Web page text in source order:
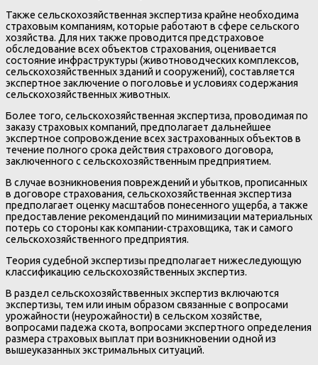
Также сельскохозяйственная экспертиза крайне необходима
страховым компаниям, которые работают в сфере сельского
хозяйства. Для них также проводится предстраховое
обследование всех объектов страхования, оценивается
состояние инфраструктуры (животноводческих комплексов,
сельскохозяйственных зданий и сооружений), составляется
экспертное заключение о поголовье и условиях содержания
сельскохозяйственных животных.
Более того, сельскохозяйственная экспертиза, проводимая по
заказу страховых компаний, предполагает дальнейшее
экспертное сопровождение всех застрахованных объектов в
течение полного срока действия страхового договора,
заключенного с сельскохозяйственным предприятием.
В случае возникновения повреждений и убытков, прописанных
в договоре страхования, сельскохозяйственная экспертиза
предполагает оценку масштабов понесенного ущерба, а также
предоставление рекомендаций по минимизации материальных
потерь со стороны как компании-страховщика, так и самого
сельскохозяйственного предприятия.
Теория судебной экспертизы предполагает нижеследующую
классификацию сельскохозяйственных экспертиз.
В раздел сельскохозяйстввенных экспертиз включаются
экспертизы, тем или иным образом связанные с вопросами
урожайности (неурожайности) в сельском хозяйстве,
вопросами падежа скота, вопросами экспертного определения
размера страховых выплат при возникновении одной из
вышеуказанных экстримальных ситуаций.